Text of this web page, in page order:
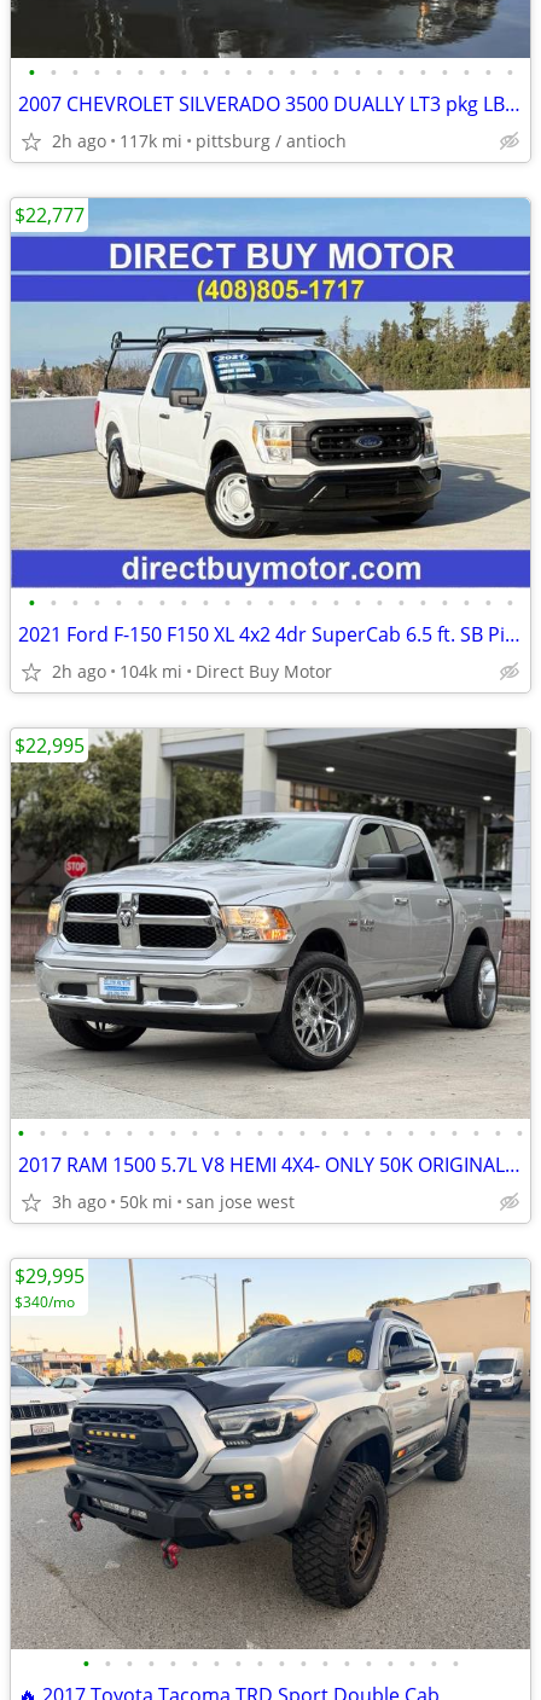
• • • • • • • • • • • • • • • • • • • • • • •
2007 CHEVROLET SILVERADO 3500 DUALLY LT3 pkg LBZ Motor
2h ago 117k mi pittsburg / antioch
• • • • • • • • • • • • • • • • • • • • • • •
2021 Ford F-150 F150 XL 4x2 4dr SuperCab 6.5 ft. SB Pickup Truck
2h ago 104k mi Direct Buy Motor
$22,777
• • • • • • • • • • • • • • • • • • • • • • • •
2017 RAM 1500 5.7L V8 HEMI 4X4- ONLY 50K ORIGINAL MILES! EXTRA CLEAN!
3h ago 50k mi san jose west
$22,995
• • • • • • • • • • • • • • • • • •
$29,995
$340/mo